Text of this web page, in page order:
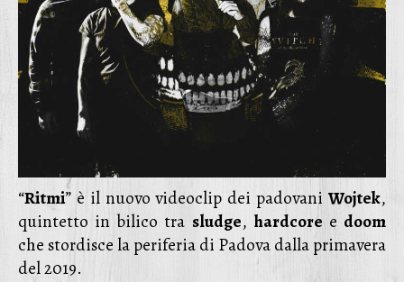
“Ritmi” è il nuovo videoclip dei padovani Wojtek,
quintetto in bilico tra sludge, hardcore e doom
che stordisce la periferia di Padova dalla primavera
del 2019.